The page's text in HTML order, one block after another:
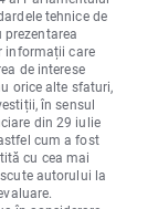
tehnice de
informații care
de interese
orice alte sfaturi,
în sensul
din 29 iulie
cum a fost
cu cea mai
autorului la